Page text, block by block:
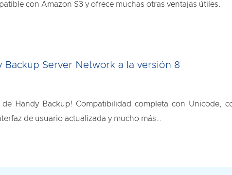
con Amazon S3 y ofrece muchas otras ventajas útiles.
Backup Server Network a la versión 8
de Handy Backup! Compatibilidad completa con Unicode,
de usuario actualizada y mucho más…